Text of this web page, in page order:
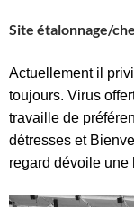
Site étalonnage/
Actuellement il
toujours. Virus
travaille de
détresses et
regard dévoile une